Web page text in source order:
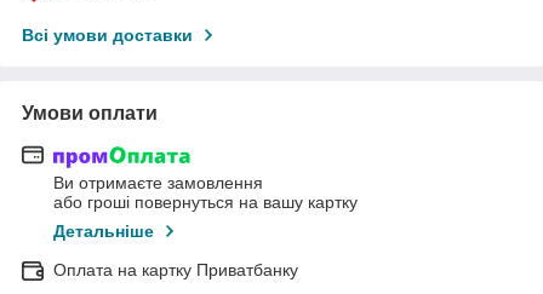
Всі умови доставки
Умови оплати
Ви отримаєте замовлення
або гроші повернуться на вашу картку
Детальніше
Оплата на картку Приватбанку